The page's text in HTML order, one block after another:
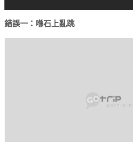
錯誤一：喺石上亂跳